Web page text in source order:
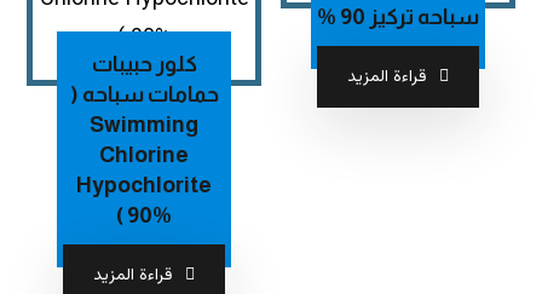
سباحه تركيز 90 %
قراءة المزيد
كلور حبيبات
حمامات سباحه (
Swimming
Chlorine
Hypochlorite
90% )
قراءة المزيد